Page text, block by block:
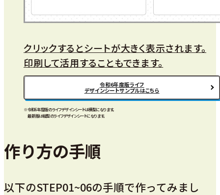
クリックするとシートが大きく表示されます。
印刷して活用することもできます。
令和6年度版ライフ
デザインシートサンプルはこちら
※令和6年度版のライフデザインシートは横型になります。
最新版は縦型のライフデザインシートになります。
作り方の手順
以下のSTEP01~06の手順で作ってみまし